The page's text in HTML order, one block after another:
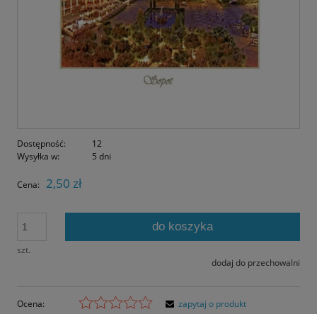
Dostępność:
12
Wysyłka w:
5 dni
Cena: 2,50 zł
szt.
do koszyka
dodaj do przechowalni
Ocena:
zapytaj o produkt